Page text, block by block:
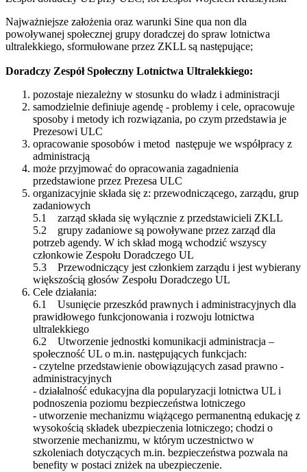
Najważniejsze założenia oraz warunki Sine qua non dla
powoływanej społecznej grupy doradczej do spraw lotnictwa
ultralekkiego, sformułowane przez ZKLL są następujące;
Doradczy Zespół Społeczny Lotnictwa Ultralekkiego:
pozostaje niezależny w stosunku do władz i administracji
samodzielnie definiuje agendę - problemy i cele, opracowuje
sposoby i metody ich rozwiązania, po czym przedstawia je
Prezesowi ULC
opracowanie sposobów i metod następuje we współpracy z
administracją
może przyjmować do opracowania zagadnienia
przedstawione przez Prezesa ULC
organizacyjnie składa się z: przewodniczącego, zarządu, grup
zadaniowych
5.1 zarząd składa się wyłącznie z przedstawicieli ZKLL
5.2 grupy zadaniowe są powoływane przez zarząd dla
potrzeb agendy. W ich skład mogą wchodzić wszyscy
członkowie Zespołu Doradczego UL
5.3 Przewodniczący jest członkiem zarządu i jest wybierany
większością głosów Zespołu Doradczego UL
Cele działania:
6.1 Usunięcie przeszkód prawnych i administracyjnych dla
prawidłowego funkcjonowania i rozwoju lotnictwa
ultralekkiego
6.2 Utworzenie jednostki komunikacji administracja –
społeczność UL o m.in. następujących funkcjach:
- czytelne przedstawienie obowiązujących zasad prawno -
administracyjnych
- działalność edukacyjna dla popularyzacji lotnictwa UL i
podnoszenia poziomu bezpieczeństwa lotniczego
- utworzenie mechanizmu wiążącego permanentną edukację z
wysokością składek ubezpieczenia lotniczego; chodzi o
stworzenie mechanizmu, w którym uczestnictwo w
szkoleniach dotyczących m.in. bezpieczeństwa pozwala na
benefity w postaci zniżek na ubezpieczenie.